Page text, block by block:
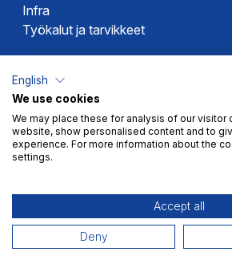
Infra
Työkalut ja tarvikkeet
Altech
Alterna
Novipro
Votec
Myyntiehdot Tietosuoja
English
We use cookies
We may place these for analysis of our visitor
website, show personalised content and to
experience. For more information about the
settings.
Accept all
Deny